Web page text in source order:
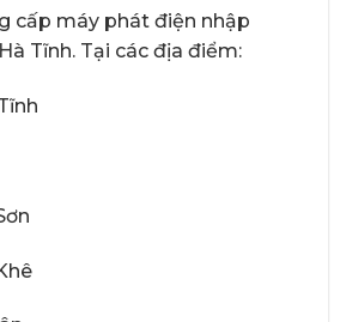
cấp máy phát điện nhập
Tĩnh. Tại các địa điểm: